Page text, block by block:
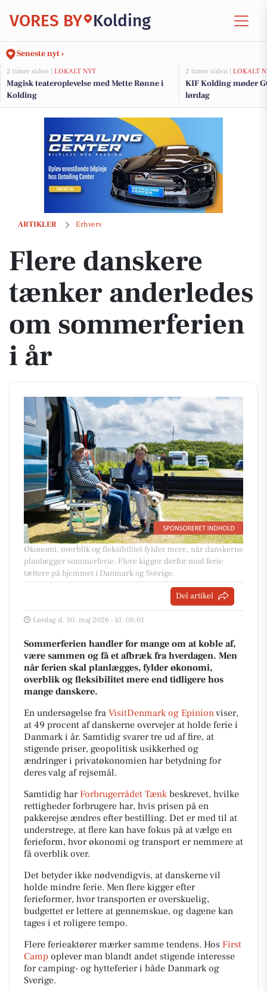
VORES BY Kolding
Seneste nyt ›
2 timer siden | LOKALT NYT
Magisk teateroplevelse med Mette Rønne i
Kolding
2 timer siden | LOKALT
KIF Kolding møder
lørdag
ARTIKLER Erhverv
Flere danskere tænker anderledes om sommerferien i år
Flere danskere
tænker anderledes
om sommerferien
i år
Økonomi, overblik og fleksibilitet fylder mere, når danskerne
planlægger sommerferie. Flere kigger derfor mod ferie
tættere på hjemmet i Danmark og Sverige.
Del artikel
Lørdag d. 30. maj 2026 - kl. 08:01
Sommerferien handler for mange om at koble af,
være sammen og få et afbræk fra hverdagen. Men
når ferien skal planlægges, fylder økonomi,
overblik og fleksibilitet mere end tidligere hos
mange danskere.
En undersøgelse fra VisitDenmark og Epinionviser,
at 49 procent af danskerne overvejer at holde ferie i
Danmark i år. Samtidig svarer tre ud af fire, at
stigende priser, geopolitisk usikkerhed og
ændringer i privatøkonomien har betydning for
deres valg af rejsemål.
Samtidig har Forbrugerrådet Tænkbeskrevet, hvilke
rettigheder forbrugere har, hvis prisen på en
pakkerejse ændres efter bestilling. Det er med til at
understrege, at flere kan have fokus på at vælge en
ferieform, hvor økonomi og transport er nemmere at
få overblik over.
Det betyder ikke nødvendigvis, at danskerne vil
holde mindre ferie. Men flere kigger efter
ferieformer, hvor transporten er overskuelig,
budgettet er lettere at gennemskue, og dagene kan
tages i et roligere tempo.
Flere ferieaktører mærker samme tendens. Hos First
Camp oplever man blandt andet stigende interesse
for camping- og hytteferier i både Danmark og
Sverige.